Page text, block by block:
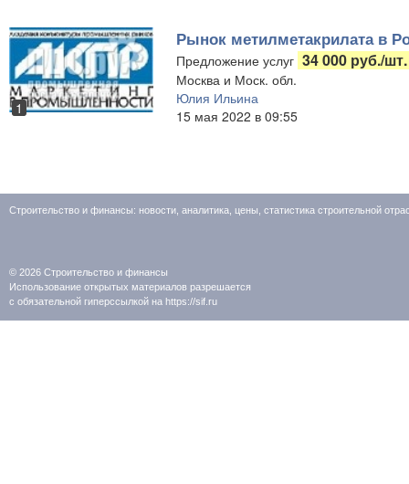
1
Рынок метилметакрилата в
Предложение услуг 34 000 руб./шт.
Москва и Моск. обл.
Юлия Ильина
15 мая 2022 в 09:55
Строительство и финансы: новости, аналитика, цены, статистика строительной
© 2026 Строительство и финансы
Использование открытых материалов разрешается
с обязательной гиперссылкой на https://sif.ru